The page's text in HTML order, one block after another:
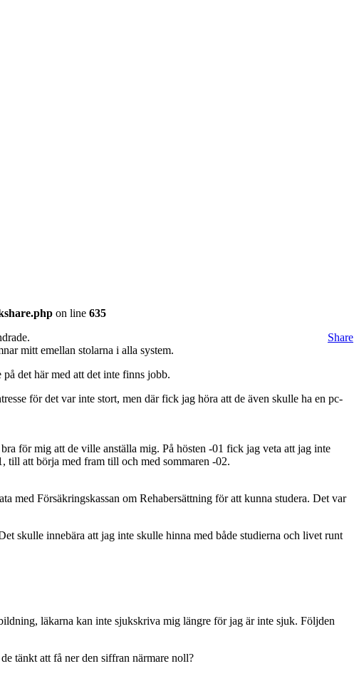
on line 635
Share
mitt emellan stolarna i alla system.
det här med att det inte finns jobb.
för det var inte stort, men där fick jag höra att de även skulle ha en pc-
för mig att de ville anställa mig. På hösten -01 fick jag veta att jag inte
till att börja med fram till och med sommaren -02.
med Försäkringskassan om Rehabersättning för att kunna studera. Det var
skulle innebära att jag inte skulle hinna med både studierna och livet runt
läkarna kan inte sjukskriva mig längre för jag är inte sjuk. Följden
tänkt att få ner den siffran närmare noll?